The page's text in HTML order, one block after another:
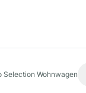
Selection Wohnwagen